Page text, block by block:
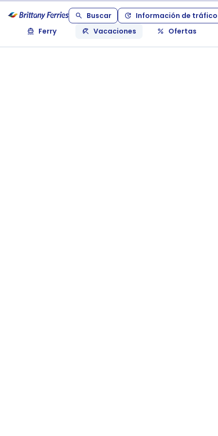
Buscar
Información de tráfico
Ferry
Vacaciones Ofertas